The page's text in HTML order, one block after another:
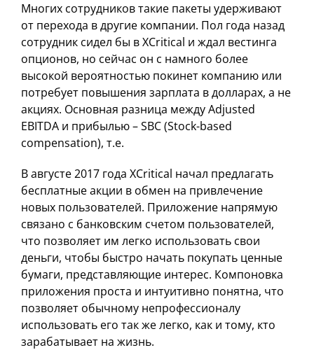
Многих сотрудников такие пакеты удерживают
от перехода в другие компании. Пол года назад
сотрудник сидел бы в XCritical и ждал вестинга
опционов, но сейчас он с намного более
высокой вероятностью покинет компанию или
потребует повышения зарплата в долларах, а не
акциях. Основная разница между Adjusted
EBITDA и прибылью – SBC (Stock-based
compensation), т.е.
В августе 2017 года XCritical начал предлагать
бесплатные акции в обмен на привлечение
новых пользователей. Приложение напрямую
связано с банковским счетом пользователей,
что позволяет им легко использовать свои
деньги, чтобы быстро начать покупать ценные
бумаги, представляющие интерес. Компоновка
приложения проста и интуитивно понятна, что
позволяет обычному непрофессионалу
использовать его так же легко, как и тому, кто
зарабатывает на жизнь.